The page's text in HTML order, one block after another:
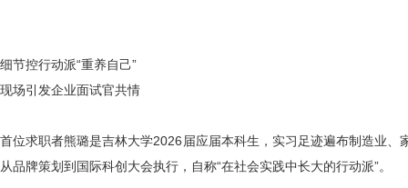
细节控行动派“重养自己”
现场引发企业面试官共情
首位求职者熊璐是吉林大学2026届应届本科生，实习足迹遍布制造业
从品牌策划到国际科创大会执行，自称“在社会实践中长大的行动派”。